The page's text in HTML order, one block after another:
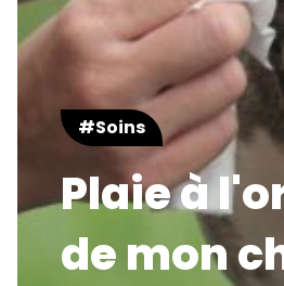
#Soins
Plaie à
de mon